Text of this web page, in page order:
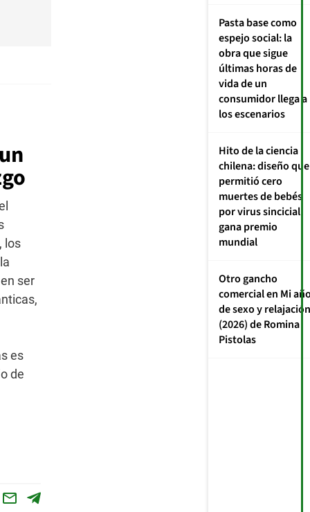
los
ser
es
de
Pasta base como
espejo social: la
obra que sigue
últimas horas de
vida de un
consumidor llega a
los escenarios
Hito de la ciencia
chilena: diseño que
permitió cero
muertes de bebés
por virus sincicial
gana premio
mundial
Otro gancho
comercial en Mi
de sexo y
(2026) de Romina
Pistolas